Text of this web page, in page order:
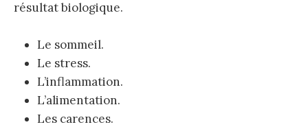
résultat biologique.
Le sommeil.
Le stress.
L’inflammation.
L’alimentation.
Les carences.